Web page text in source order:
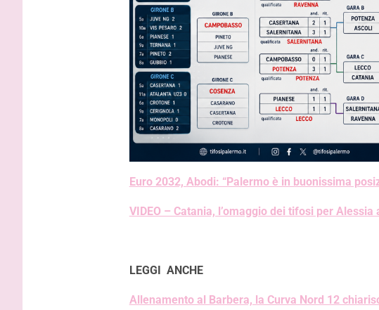
Euro 2032, Abodi: “Palermo è in buonissima
VIDEO – Catania, l’omaggio dei tifosi per Alessia
LEGGI ANCHE
Allenamento al Barbera, la Curva Nord 12